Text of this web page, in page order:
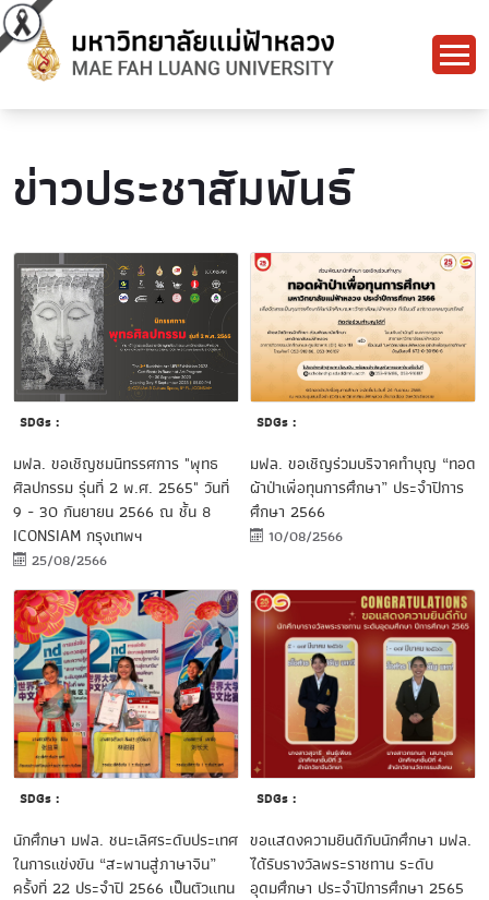
ข่าวประชาสัมพันธ์
SDGs :
มฟล. ขอเชิญชมนิทรรศการ "พุทธ
ศิลปกรรม รุ่นที่ 2 พ.ศ. 2565" วันที่
9 - 30 กันยายน 2566 ณ ชั้น 8
ICONSIAM กรุงเทพฯ
25/08/2566
SDGs :
มฟล. ขอเชิญร่วมบริจาคทำบุญ “ทอด
ผ้าป่าเพื่อทุนการศึกษา” ประจำปีการ
ศึกษา 2566
10/08/2566
SDGs :
นักศึกษา มฟล. ชนะเลิศระดับประเทศ
ในการแข่งขัน “สะพานสู่ภาษาจีน”
ครั้งที่ 22 ประจำปี 2566 เป็นตัวแทน
SDGs :
ขอแสดงความยินดีกับนักศึกษา มฟล.
ได้รับรางวัลพระราชทาน ระดับ
อุดมศึกษา ประจำปีการศึกษา 2565